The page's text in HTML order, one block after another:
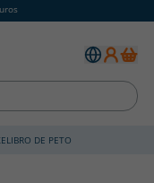
LIBRO DE PETO